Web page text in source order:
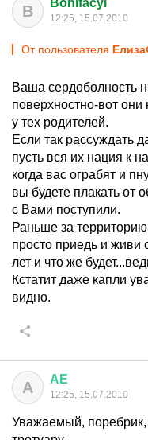
B Bonifacyi
12:25, 15.07.2010
От пользователя
Ваша сердоболность
поверхностно-вот
у тех родителей.
Если так рассуждать
пусть вся их нация к
когда вас ограбят и
вы будете плакать от
с Вами поступили.
Раньше за
просто приедь и живи
лет и что же
Кстатит даже капли
видно.
А АЕ
12:25, 15.07.2010
Уважаемый, поребрик,